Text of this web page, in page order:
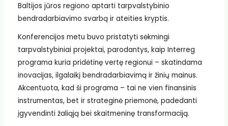
Baltijos jūros regiono aptarti tarpvalstybinio
bendradarbiavimo svarbą ir ateities kryptis.
Konferencijos metu buvo pristatyti sėkmingi
tarpvalstybiniai projektai, parodantys, kaip Interreg
programa kuria pridėtinę vertę regionui – skatindama
inovacijas, ilgalaikį bendradarbiavimą ir žinių mainus.
Akcentuota, kad ši programa – tai ne vien finansinis
instrumentas, bet ir strateginė priemonė, padedanti
įgyvendinti žaliąją bei skaitmeninę transformaciją.